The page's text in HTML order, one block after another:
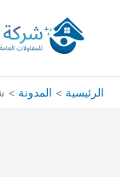
المحتوى
الرئيسية المدونة